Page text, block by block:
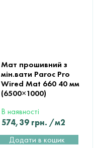
Мат прошивний з
мін.вати Paroc Pro
Wired Mat 660 40 мм
(6500×1000)
В наявності
574,39 грн. /м2
Додати в кошик